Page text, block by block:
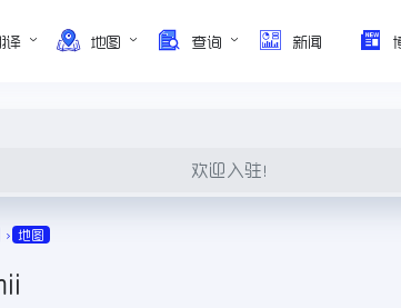
译 地图 查询 新闻
欢迎入驻！
地图